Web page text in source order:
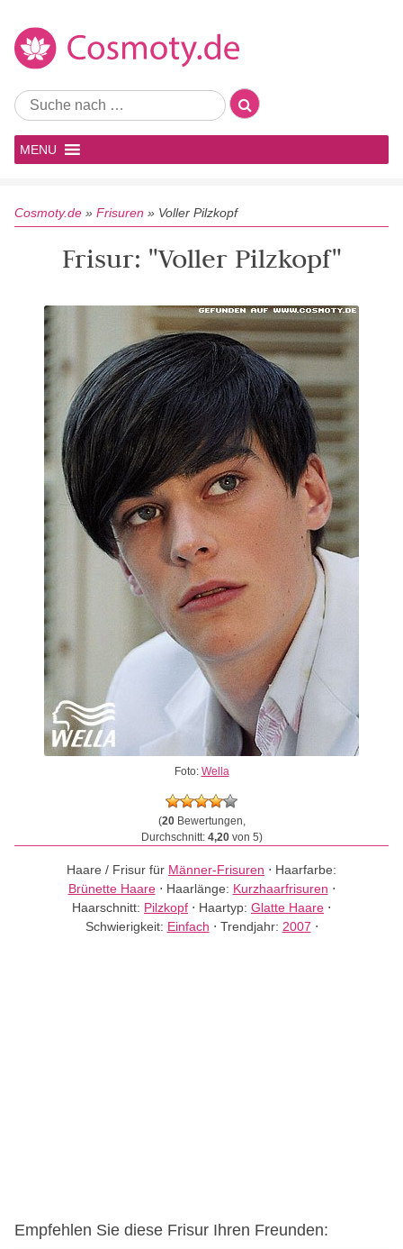
MENU
Cosmoty.de » Frisuren » Voller Pilzkopf
Frisur: "Voller Pilzkopf"
Foto: Wella
(20Bewertungen,
Durchschnitt: 4,20von 5)
Haare / Frisur für Männer-Frisuren ⋅ Haarfarbe:
Brünette Haare⋅ Haarlänge: Kurzhaarfrisuren ⋅
Haarschnitt: Pilzkopf ⋅ Haartyp: Glatte Haare ⋅
Schwierigkeit: Einfach ⋅ Trendjahr: 2007 ⋅
Empfehlen Sie diese Frisur Ihren Freunden: